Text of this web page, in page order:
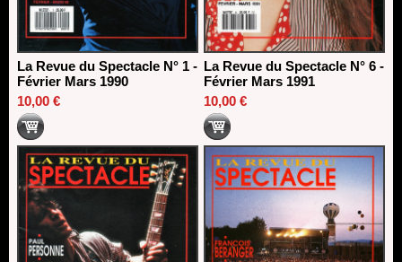
La Revue du Spectacle N° 1 -
Février Mars 1990
10,00 €
La Revue du Spectacle N° 6 -
Février Mars 1991
10,00 €